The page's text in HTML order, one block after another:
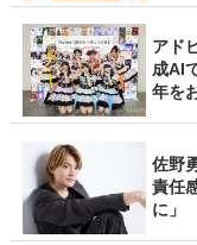
アド
成AI
年を
佐野
責任
に」